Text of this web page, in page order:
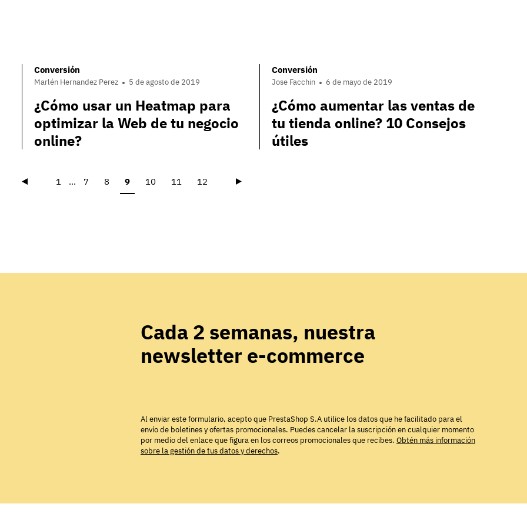
Conversión
Marlén Hernandez Perez 5 de agosto de 2019
¿Cómo usar un Heatmap para
optimizar la Web de tu negocio
online?
Conversión
Jose Facchin 6 de mayo de 2019
¿Cómo aumentar las ventas de
tu tienda online? 10 Consejos
útiles
Précédent
1 ... 7 8 9 10 11 12 Suivant
Cada 2 semanas, nuestra
newsletter e-commerce
Al enviar este formulario, acepto que PrestaShop S.A utilice los datos que he facilitado para el
envío de boletines y ofertas promocionales. Puedes cancelar la suscripción en cualquier momento
por medio del enlace que figura en los correos promocionales que recibes. Obtén más información
sobre la gestión de tus datos y derechos.